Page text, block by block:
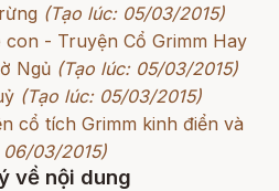
(Tạo lúc: 05/03/2015)
- Truyện Cổ Grimm Hay
Ngủ (Tạo lúc: 05/03/2015)
(Tạo lúc: 05/03/2015)
cổ tích Grimm kinh điển và
06/03/2015)
về nội dung